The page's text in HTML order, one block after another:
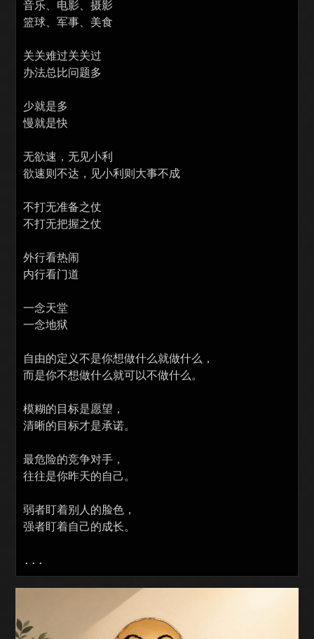
音乐、电影、摄影
篮球、军事、美食
关关难过关关过
办法总比问题多
少就是多
慢就是快
无欲速，无见小利
欲速则不达，见小利则大事不成
不打无准备之仗
不打无把握之仗
外行看热闹
内行看门道
一念天堂
一念地狱
自由的定义不是你想做什么就做什么，
而是你不想做什么就可以不做什么。
模糊的目标是愿望，
清晰的目标才是承诺。
最危险的竞争对手，
往往是你昨天的自己。
弱者盯着别人的脸色，
强者盯着自己的成长。